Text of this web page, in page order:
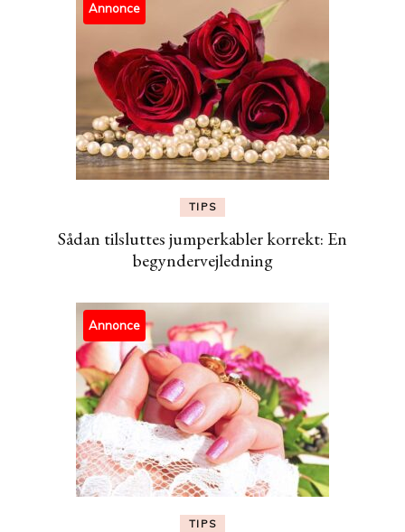
Annonce
TIPS
Sådan tilsluttes jumperkabler korrekt: En
begyndervejledning
Annonce
TIPS